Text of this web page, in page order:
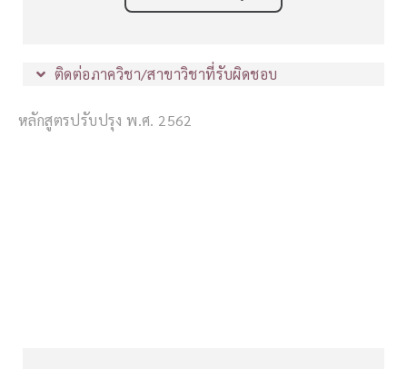
ติดต่อภาควิชา/สาขาวิชาที่รับผิดชอบ
หลักสูตรปรับปรุง พ.ศ. 2562